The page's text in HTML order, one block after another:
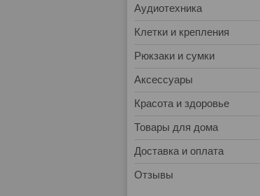
Аудиотехника
Клетки и крепления
Рюкзаки и сумки
Аксессуары
Красота и здоровье
Товары для дома
Доставка и оплата
Отзывы